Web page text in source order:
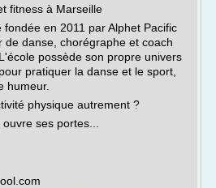
fitness à Marseille
fondée en 2011 par Alphet Pacific
de danse, chorégraphe et coach
possède son propre univers
pratiquer la danse et le sport,
humeur.
physique autrement ?
ses portes...